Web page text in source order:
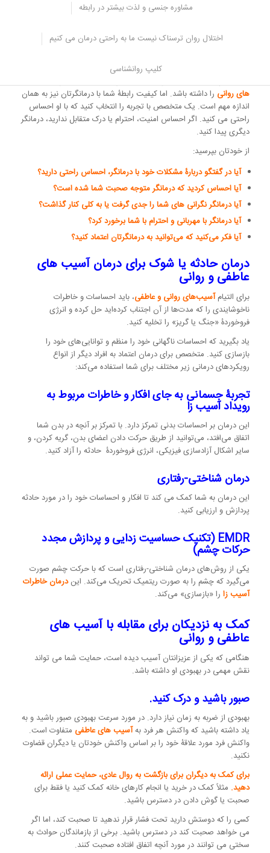
مشاوره جنسی و لذت بیشتر در رابطه
اختلال روان ترسناک نیست ما به راحتی درمان می کنیم
کلیپ روانشناسی
استفاده از الکل یا مواد مخدر برای احساس بهتر
کار بر روی احساسات دردناک می تواند ترسناک، دردناک و حتی آسیب زا
باشد، بنابراین این کار درمانی باید با کمک یک متخصص با تجربه انجام
های روانی را داشته باشد. اما کیفیت رابطۀ شما با درمانگرتان نیز به همان
اندازه مهم است. یک متخصص با تجربه را انتخاب کنید که با او احساس
راحتی می کنید. اگر احساس امنیت، احترام یا درک متقابل ندارید، درمانگر
دیگری پیدا کنید.
از خودتان بپرسید:
آیا در گفتگو دربارۀ مشکلات خود با درمانگر، احساس راحتی دارید؟
آیا احساس کردید که درمانگر متوجه صحبت شما شده است؟
آیا درمانگر نگرانی های شما را جدی گرفت یا به کلی کنار گذاشت؟
آیا درمانگر با مهربانی و احترام با شما برخورد کرد؟
آیا فکر می‌کنید که می‌توانید به درمانگرتان اعتماد کنید؟
درمان حادثه یا شوک برای درمان آسیب های
عاطفی و روانی
برای التیامآسیب‌های روانی و عاطفی، باید احساسات و خاطرات
ناخوشایندی را که مدت‌ها از آن اجتناب کرده‌اید حل کرده و انرژی
فروخوردۀ «جنگ یا گریز» را تخلیه کنید.
یاد بگیرید که احساسات ناگهانی خود را منظم و توانایی‌های خود را
بازسازی کنید. متخصص برای درمان اعتماد به افراد دیگر از انواع
رویکردهای درمانی زیر مختلف برای شما استفاده می‌کند:
تجربۀ جسمانی به جای افکار و خاطرات مربوط به
رویداد آسیب زا
این درمان بر احساسات بدنی تمرکز دارد. با تمرکز بر آنچه در بدن شما
اتفاق می‌افتد، می‌توانید از طریق حرکت دادن اعضای بدن، گریه کردن، و
سایر اشکال آزادسازی فیزیکی، انرژی فروخوردۀ حادثه را آزاد کنید.
درمان شناختی-رفتاری
این درمان به شما کمک می کند تا افکار و احساسات خود را در مورد حادثه
پردازش و ارزیابی کنید.
EMDR (تکنیک حساسیت زدایی و پردازش مجدد
حرکات چشم)
یکی از روش‌های درمان شناختی-رفتاری است که با حرکت چشم صورت
می‌گیرد که چشم را به صورت ریتمیک تحریک می‌کند. ایندرمان خاطرات
آسیب زارا «بازسازی» می‌کند.
کمک به نزدیکان برای مقابله با آسیب های
عاطفی و روانی
هنگامی که یکی از عزیزانتان آسیب دیده است، حمایت شما می تواند
نقش مهمی در بهبودی او داشته باشد.
صبور باشید و درک کنید.
بهبودی از ضربه به زمان نیاز دارد. در مورد سرعت بهبودی صبور باشید و به
یاد داشته باشید که واکنش هر فرد بهآسیب های عاطفی متفاوت است.
واکنش فرد مورد علاقۀ خود را بر اساس واکنش خودتان یا دیگران قضاوت
نکنید.
برای کمک به دیگران برای بازگشت به روال عادی، حمایت عملی ارائه
دهید. مثلاً کمک در خرید یا انجام کارهای خانه کمک کنید یا فقط برای
صحبت یا گوش دادن در دسترس باشید.
کسی را که دوستش دارید تحت فشار قرار ندهید تا صحبت کند، اما اگر
می خواهد صحبت کند در دسترس باشید. برخی از بازماندگان حوادث به
سختی می توانند در مورد آنچه اتفاق افتاده صحبت کنند.